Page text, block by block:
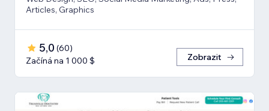
Articles, Graphics
5,0 (60)
Začíná na 1 000 $
Zobrazit